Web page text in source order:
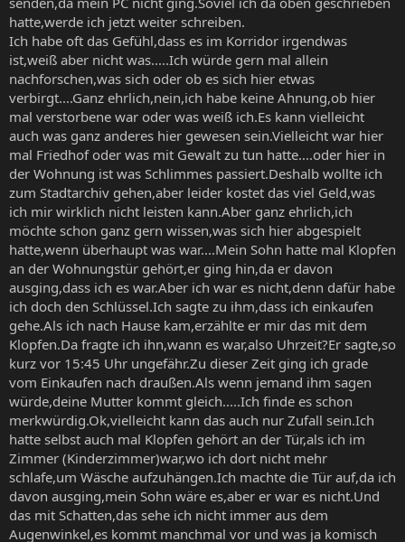
hatte,werde ich jetzt weiter schreiben.
Ich habe oft das Gefühl,dass es im Korridor irgendwas
ist,weiß aber nicht was.....Ich würde gern mal allein
nachforschen,was sich oder ob es sich hier etwas
verbirgt....Ganz ehrlich,nein,ich habe keine Ahnung,ob hier
mal verstorbene war oder was weiß ich.Es kann vielleicht
auch was ganz anderes hier gewesen sein.Vielleicht war hier
mal Friedhof oder was mit Gewalt zu tun hatte....oder hier in
der Wohnung ist was Schlimmes passiert.Deshalb wollte ich
zum Stadtarchiv gehen,aber leider kostet das viel Geld,was
ich mir wirklich nicht leisten kann.Aber ganz ehrlich,ich
möchte schon ganz gern wissen,was sich hier abgespielt
hatte,wenn überhaupt was war....Mein Sohn hatte mal Klopfen
an der Wohnungstür gehört,er ging hin,da er davon
ausging,dass ich es war.Aber ich war es nicht,denn dafür habe
ich doch den Schlüssel.Ich sagte zu ihm,dass ich einkaufen
gehe.Als ich nach Hause kam,erzählte er mir das mit dem
Klopfen.Da fragte ich ihn,wann es war,also Uhrzeit?Er sagte,so
kurz vor 15:45 Uhr ungefähr.Zu dieser Zeit ging ich grade
vom Einkaufen nach draußen.Als wenn jemand ihm sagen
würde,deine Mutter kommt gleich.....Ich finde es schon
merkwürdig.Ok,vielleicht kann das auch nur Zufall sein.Ich
hatte selbst auch mal Klopfen gehört an der Tür,als ich im
Zimmer (Kinderzimmer)war,wo ich dort nicht mehr
schlafe,um Wäsche aufzuhängen.Ich machte die Tür auf,da ich
davon ausging,mein Sohn wäre es,aber er war es nicht.Und
das mit Schatten,das sehe ich nicht immer aus dem
Augenwinkel,es kommt manchmal vor und was ja komisch